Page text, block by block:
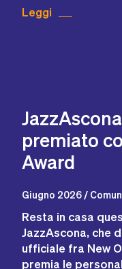
Leggi
premiato
Award
Giugno 2026 /
Resta in casa
JazzAscona, che
ufficiale fra New
premia le